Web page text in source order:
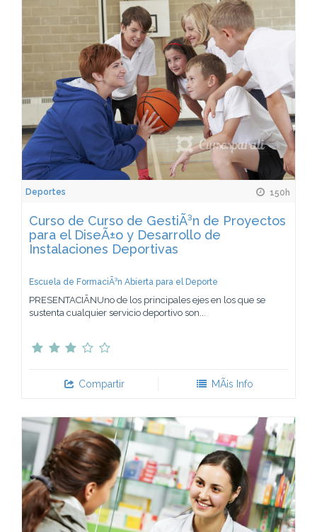
Deportes 150h
Curso de Curso de GestiÃ³n de Proyectos
para el DiseÃ±o y Desarrollo de
Instalaciones Deportivas
Escuela de FormaciÃ³n Abierta para el Deporte
PRESENTACIÃNUno de los principales ejes en los que se
sustenta cualquier servicio deportivo son...
Compartir MÃ¡s Info